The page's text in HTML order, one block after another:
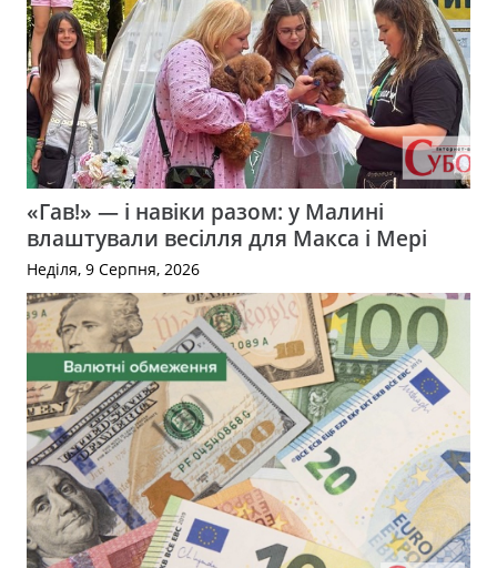
«Гав!» — і навіки разом: у Малині
влаштували весілля для Макса і Мері
Неділя, 9 Серпня, 2026